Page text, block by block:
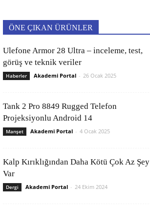
ÖNE ÇIKAN ÜRÜNLER
Ulefone Armor 28 Ultra – inceleme, test,
görüş ve teknik veriler
Haberler Akademi Portal - 26 Ocak 2025
Tank 2 Pro 8849 Rugged Telefon
Projeksiyonlu Android 14
Manşet Akademi Portal - 4 Ocak 2025
Kalp Kırıklığından Daha Kötü Çok Az Şey
Var
Dergi Akademi Portal - 24 Ekim 2024